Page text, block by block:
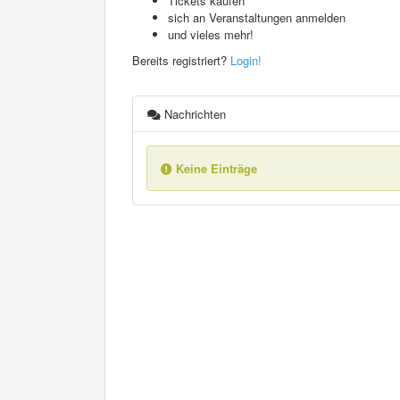
sich an Veranstaltungen anmelden
und vieles mehr!
Bereits registriert? Login!
Nachrichten
Keine Einträge